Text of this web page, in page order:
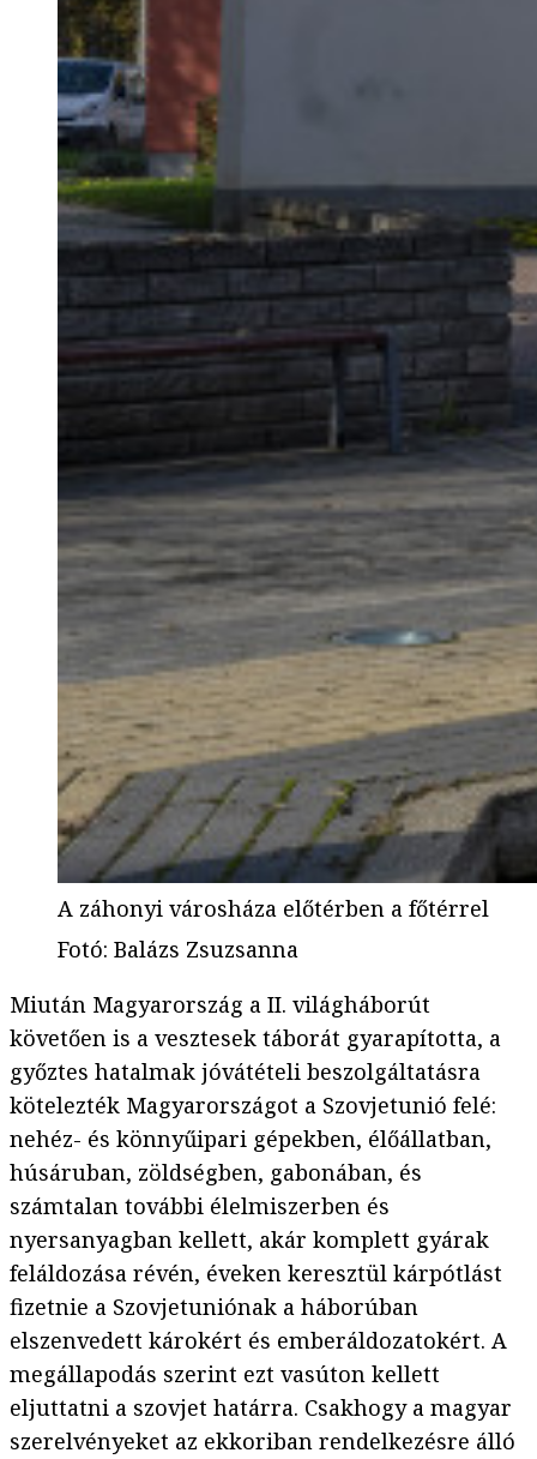
A záhonyi városháza előtérben a főtérrel
Fotó: Balázs Zsuzsanna
Miután Magyarország a II. világháborút
követően is a vesztesek táborát gyarapította, a
győztes hatalmak jóvátételi beszolgáltatásra
kötelezték Magyarországot a Szovjetunió felé:
nehéz- és könnyűipari gépekben, élőállatban,
húsáruban, zöldségben, gabonában, és
számtalan további élelmiszerben és
nyersanyagban kellett, akár komplett gyárak
feláldozása révén, éveken keresztül kárpótlást
fizetnie a Szovjetuniónak a háborúban
elszenvedett károkért és emberáldozatokért. A
megállapodás szerint ezt vasúton kellett
eljuttatni a szovjet határra. Csakhogy a magyar
szerelvényeket az ekkoriban rendelkezésre álló